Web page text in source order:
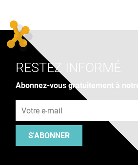
RESTEZ INFORMÉ
Abonnez-vous gratuitement à
S'ABONNER